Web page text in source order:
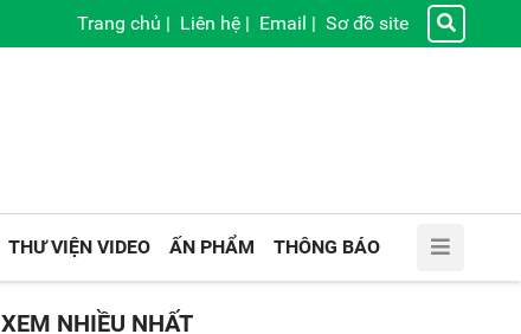
Trang chủ | Liên hệ | Email | Sơ đồ site
THƯ VIỆN VIDEO ẤN PHẨM THÔNG BÁO
XEM NHIỀU NHẤT